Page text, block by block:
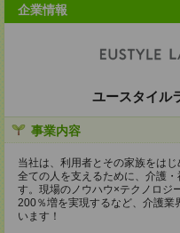
企業情報
ユースタイル
事業内容
当社は、利用者とその家族をは
全ての人を支えるために、介護
す。現場のノウハウ×テクノロジ
200％増を実現するなど、介護業
います！